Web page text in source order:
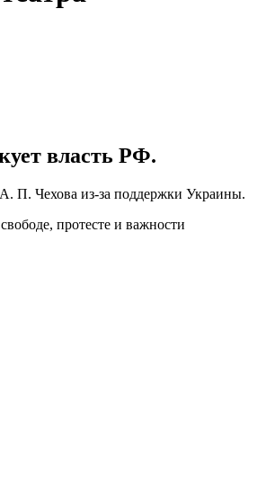
власть РФ.
А. П. Чехова из-за поддержки Украины.
протесте и важности